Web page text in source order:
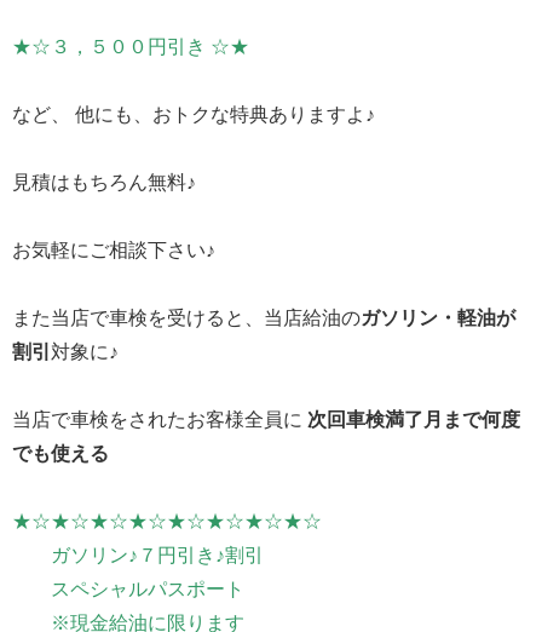
★☆３，５００円引き ☆★
など、 他にも、おトクな特典ありますよ♪
見積はもちろん無料♪
お気軽にご相談下さい♪
また当店で車検を受けると、当店給油のガソリン・軽油が
割引 対象に♪
当店で車検をされたお客様全員に 次回車検満了月まで何度
でも使える
★☆★☆★☆★☆★☆★☆★☆★☆
ガソリン♪７円引き♪割引
スペシャルパスポート
※現金給油に限ります